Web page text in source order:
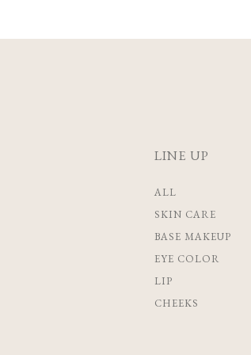
LINE UP
ALL
SKIN CARE
BASE MAKEUP
EYE COLOR
LIP
CHEEKS